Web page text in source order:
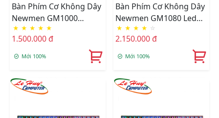
Bàn Phím Cơ Không Dây
Newmen GM1000
Spring (Kailhbox White)
★ ★ ★ ★ ★
1.500.000 đ
Mới 100%
Bàn Phím Cơ Không Dây
Newmen GM1080 Led
RGB Dual Mode (Red
Switch)
★ ★ ★ ★ ☆
2.150.000 đ
Mới 100%